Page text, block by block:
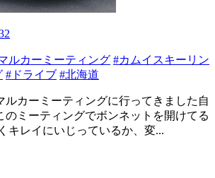
ルカーミーティング #カムイスキーリン
#ドライブ #北海道
ルカーミーティングに行ってきました自
のミーティングでボンネットを開けてる
キレイにいじっているか、変...